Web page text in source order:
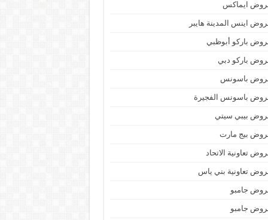
ايماكس
اينس المدينة هايبر
باركو أبوظبي
باركو دبي
باسونس
باسونس الفجيرة
بيبي سيتي
بيج مارت
تعاونية الاتحاد
تعاونية بني ياس
جامبو
جامبو